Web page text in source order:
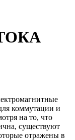
коммутации и
на то, что
существуют
отражены в